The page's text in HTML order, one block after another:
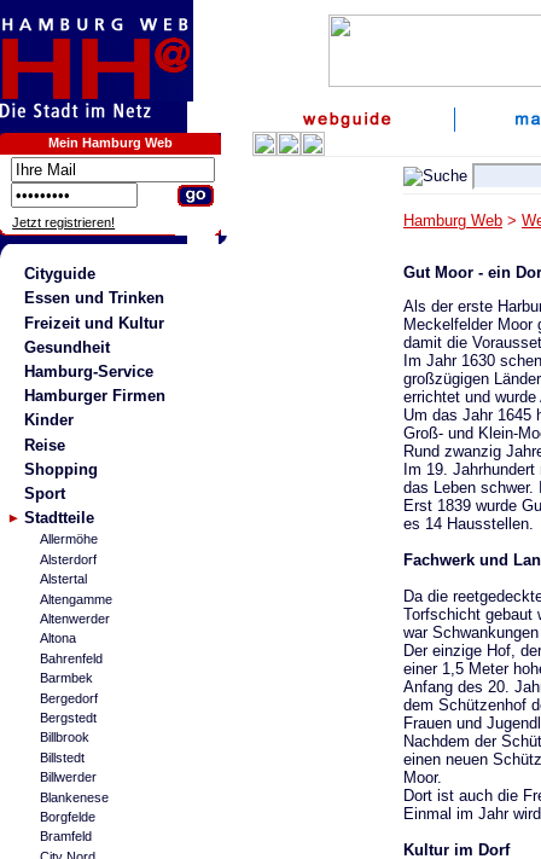
Mein Hamburg Web
Jetzt registrieren!
Cityguide
Essen und Trinken
Freizeit und Kultur
Gesundheit
Hamburg-Service
Hamburger Firmen
Kinder
Reise
Shopping
Sport
Stadtteile
Allermöhe
Alsterdorf
Alstertal
Altengamme
Altenwerder
Altona
Bahrenfeld
Barmbek
Bergedorf
Bergstedt
Billbrook
Billstedt
Billwerder
Blankenese
Borgfelde
Bramfeld
Hamburg Web >
Gut Moor - ein
Als der erste
Meckelfelder Moor
damit die
Im Jahr 1630
großzügigen
errichtet und
Um das Jahr 1645
Groß- und Klein-
Rund zwanzig
Im 19.
das Leben schwer.
Erst 1839 wurde
es 14 Hausstellen.
Fachwerk und
Da die
Torfschicht gebaut
war
Der einzige Hof,
einer 1,5 Meter
Anfang des 20.
dem Schützenhof
Frauen und
Nachdem der
einen neuen
Moor.
Dort ist auch die
Einmal im Jahr
Kultur im Dorf